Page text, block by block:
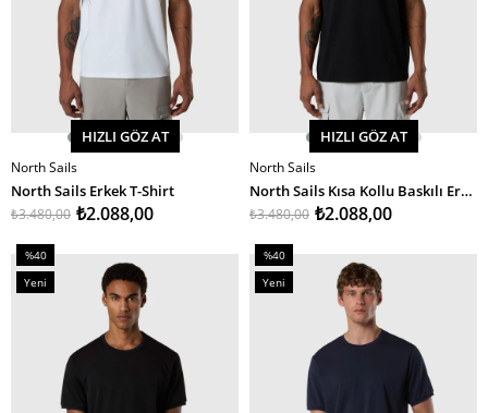
SEPETE EKLE
HIZLI GÖZ AT
North Sails
North Sails Erkek T-Shirt
₺2.088,00
₺3.480,00
SEPETE EKLE
HIZLI GÖZ AT
North Sails
North Sails Kısa Kollu Baskılı Erkek T-Shirt
₺2.088,00
₺3.480,00
%40
İndirim
%40İndirim
Yeni
%40
İndirim
%40İndirim
Yeni